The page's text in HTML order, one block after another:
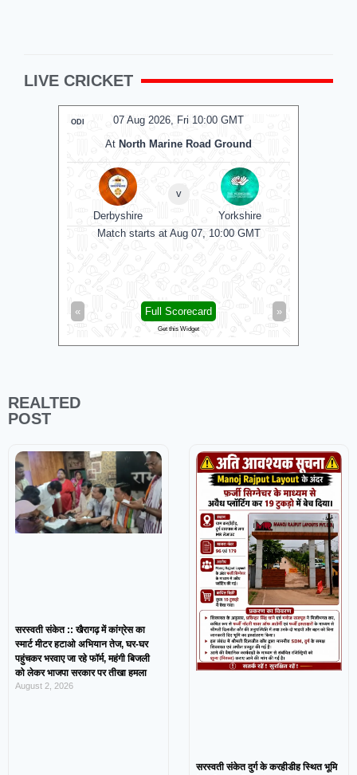
LIVE CRICKET
07 Aug 2026, Fri 10:00 GMT
ODI
AtSophia Gardens
Essex
v
Glamorgan
Match starts at Aug 07, 10:00 GMT
« »
Full Scorecard
Get this Widget
REALTED
POST
सरस्वती संकेत :: खैरागढ़ में कांग्रेस का
स्मार्ट मीटर हटाओ अभियान तेज, घर-घर
पहुंचकर भरवाए जा रहे फॉर्म, महंगी बिजली
को लेकर भाजपा सरकार पर तीखा हमला
August 2, 2026
सरस्वती संकेत दुर्ग के करहीडीह स्थित भूमि